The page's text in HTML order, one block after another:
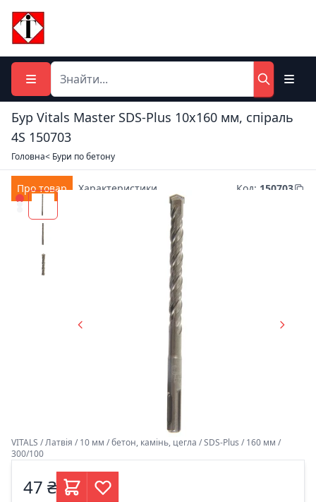
Бур Vitals Master SDS-Plus 10х160 мм, спіраль
4S 150703
Головна< Бури по бетону
Про товар Характеристики Код: 150703
VITALS / Латвія / 10 мм / бетон, камінь, цегла / SDS-Plus / 160 мм /
300/100
47 ₴